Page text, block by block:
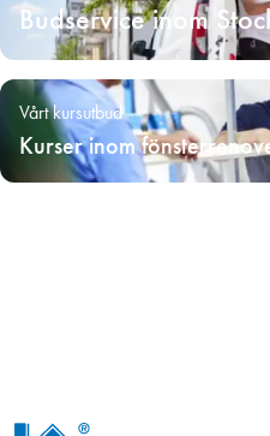
Budservice inom
Vårt kursutbud
Kurser inom